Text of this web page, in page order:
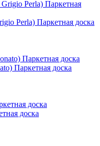
Perla) Паркетная доска
Паркетная доска
доска